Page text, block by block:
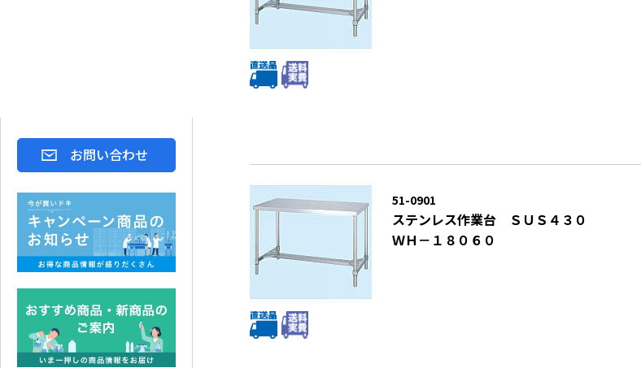
51-0901
ステンレス作業台 ＳＵＳ４３０
ＷＨ－１８０６０
お問い合わせ